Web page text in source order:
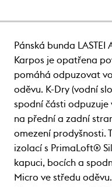
Pánská bunda LASTEI
Karpos je opatřena
pomáhá odpuzovat
oděvu. K-Dry (vodní
spodní části odpuzuje
na přední a zadní
omezení prodyšnosti.
izolací s PrimaLoft®
kapuci, bocích a
Micro ve středu